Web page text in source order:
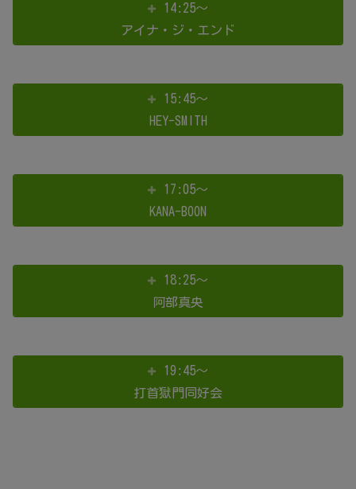
14:25～
アイナ・ジ・エンド
15:45～
HEY-SMITH
17:05～
KANA-BOON
18:25～
阿部真央
19:45～
打首獄門同好会